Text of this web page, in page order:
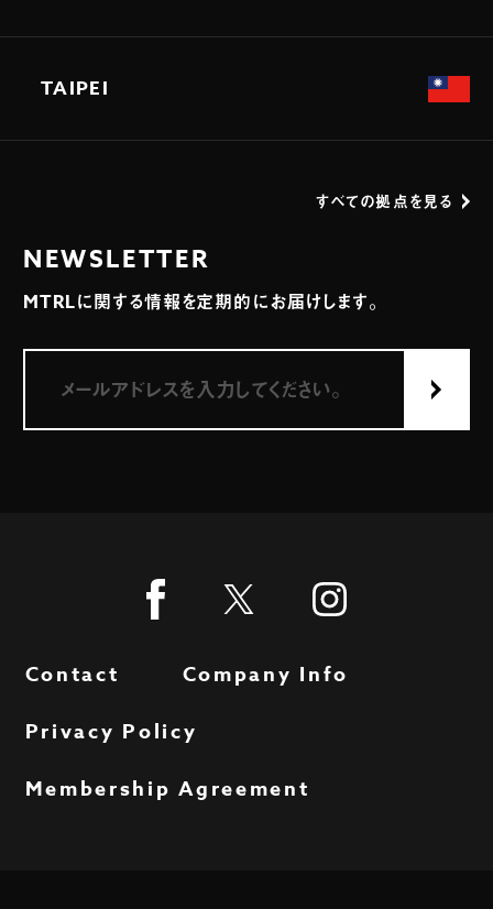
TAIPEI
すべての拠点を見る
NEWSLETTER
MTRLに関する情報を定期的にお届けします。
Contact
Company Info
Privacy Policy
Membership Agreement